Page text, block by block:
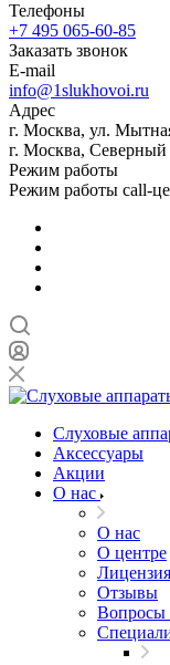
Телефоны
+7 495 065-60-85
Заказать звонок
E-mail
info@1slukhovoi.ru
Адрес
г. Москва, ул.
г. Москва, Северный
Режим работы
Режим работы call-
Слуховые
Аксессуары
Акции
О нас
О нас
О центре
Лицензия
Отзывы
Вопросы